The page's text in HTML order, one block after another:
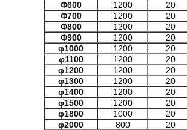
Φ600 1200 20
Φ700 1200 20
Φ800 1200 20
Φ900 1200 20
φ1000 1200 20
φ1100 1200 20
φ1200
1200 20
φ1300 1200 20
φ1400 1200 20
φ1500 1200 20
φ1800 1000 20
φ2000
800 20